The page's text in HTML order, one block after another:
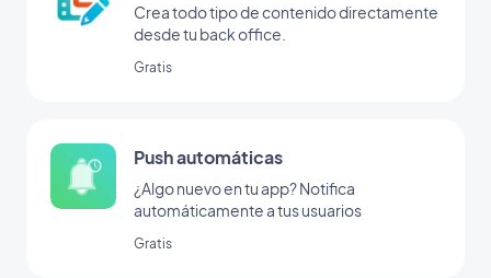
Crea todo tipo de contenido directamente
desde tu back office.
Gratis
Push automáticas
¿Algo nuevo en tu app? Notifica
automáticamente a tus usuarios
Gratis